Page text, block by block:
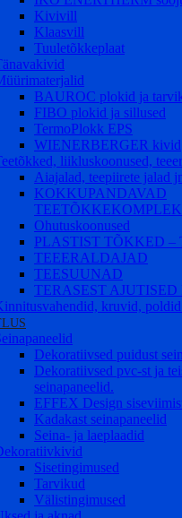
Kivivill
Klaasvill
Tuuletõkkeplaat
BAUROC plokid ja
FIBO plokid ja sillused
TermoPlokk EPS
WIENERBERGER kivid
liikluskoonused,
Aiajalad, teepiirete jalad
KOKKUPANDAVAD
Ohutuskoonused
PLASTIST TÕKKED –
TEEERALDAJAD
TEESUUNAD
TERASEST
kruvid,
Dekoratiivsed puidust
Dekoratiivsed pvc-st ja
seinapaneelid.
EFFEX Design
Kadakast seinapaneelid
Seina- ja laeplaadid
Sisetingimused
Tarvikud
Välistingimused